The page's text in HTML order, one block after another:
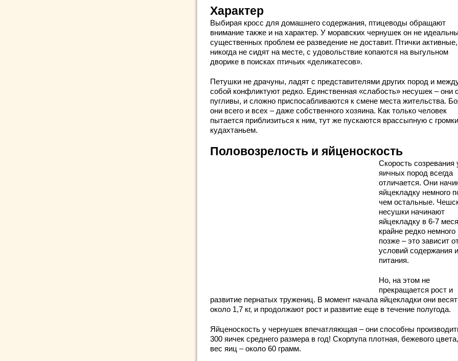
Характер
Выбирая кросс для домашнего содержания, птицеводы обращают
внимание также и на характер. У моравских чернушек он не
существенных проблем ее разведение не доставит. Птички активные,
никогда не сидят на месте, с удовольствие копаются на выгульном
дворике в поисках птичьих «деликатесов».
Петушки не драчуны, ладят с представителями других пород и
собой конфликтуют редко. Единственная «слабость» несушек – они
пугливы, и сложно приспосабливаются к смене места жительства.
они всего и всех – даже собственного хозяина. Как только человек
пытается приблизиться к ним, тут же пускаются врассыпную с
кудахтаньем.
Половозрелость и яйценоскость
Скорость созревания
яичных пород всегда
отличается. Они
яйцекладку немного
чем остальные.
несушки начинают
яйцекладку в 6-7
крайне редко немного
позже – это зависит
условий содержания и
питания.
Но, на этом не
прекращается рост и
развитие пернатых тружениц. В момент начала яйцекладки они весят
около 1,7 кг, и продолжают рост и развитие еще в течение полугода.
Яйценоскость у чернушек впечатляющая – они способны
300 яичек среднего размера в год! Скорлупа плотная, бежевого
вес яиц – около 60 грамм.